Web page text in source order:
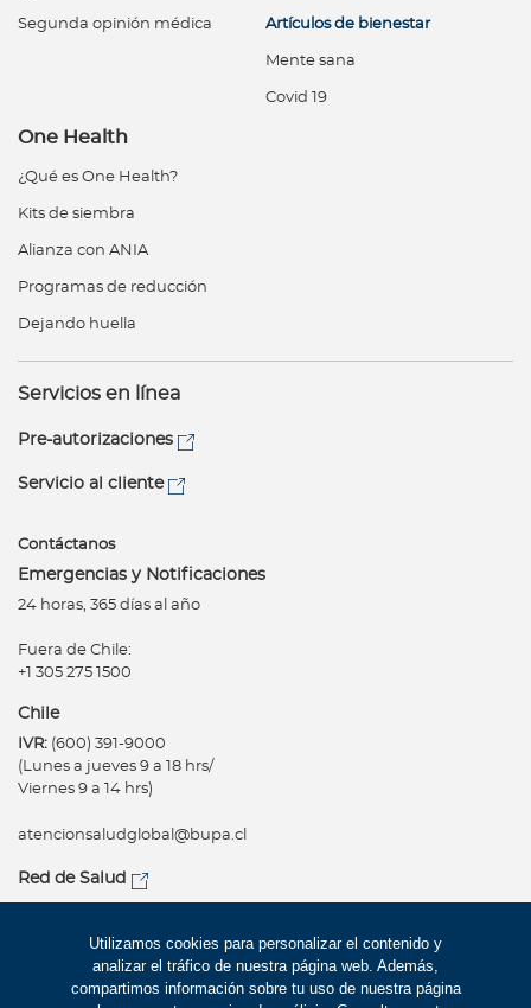
Utilizamos cookies para personalizar el contenido y
analizar el tráfico de nuestra página web. Además,
compartimos información sobre tu uso de nuestra página
Segunda opinión médica Artículos de bienestar
Mente sana
Covid 19
One Health
¿Qué es One Health?
Kits de siembra
Alianza con ANIA
Programas de reducción
Dejando huella
Servicios en línea
Pre-autorizaciones
Servicio al cliente
Contáctanos
Emergencias y Notificaciones
24 horas, 365 días al año
Fuera de Chile:
+1 305 275 1500
Chile
IVR: (600) 391-9000
(Lunes a jueves 9 a 18 hrs/
Viernes 9 a 14 hrs)
atencionsaludglobal@bupa.cl
Red de Salud
Copyright Síguenos